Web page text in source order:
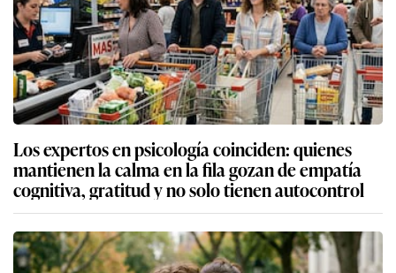
Los expertos en psicología coinciden: quienes
mantienen la calma en la fila gozan de empatía
cognitiva, gratitud y no solo tienen autocontrol